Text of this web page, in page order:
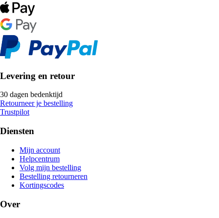
Levering en retour
30 dagen bedenktijd
Retourneer je bestelling
Trustpilot
Diensten
Mijn account
Helpcentrum
Volg mijn bestelling
Bestelling retourneren
Kortingscodes
Over